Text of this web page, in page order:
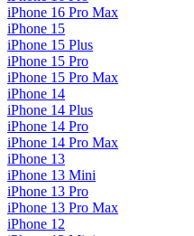
iPhone 16 Pro Max
iPhone 15
iPhone 15 Plus
iPhone 15 Pro
iPhone 15 Pro Max
iPhone 14
iPhone 14 Plus
iPhone 14 Pro
iPhone 14 Pro Max
iPhone 13
iPhone 13 Mini
iPhone 13 Pro
iPhone 13 Pro Max
iPhone 12